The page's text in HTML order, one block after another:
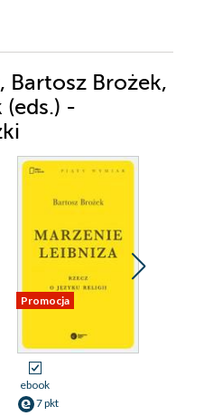
Bartosz Brożek,
(eds.) -
Promocja
ebook
7 pkt